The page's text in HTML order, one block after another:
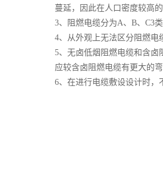
蔓延，因此在人口密度较高
3、阻燃电缆分为A、B、C3
4、从外观上无法区分阻燃电
5、无卤低烟阻燃电缆和含
应较含卤阻燃电缆有更大的弯
6、在进行电缆敷设设计时，